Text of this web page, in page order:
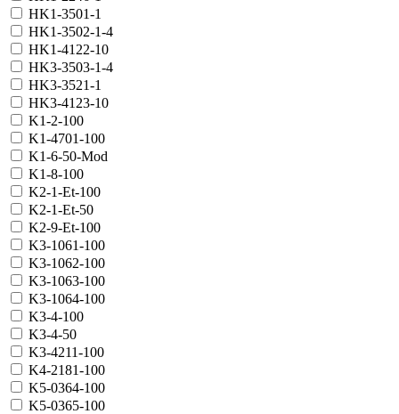
HK1-3501-1
HK1-3502-1-4
HK1-4122-10
HK3-3503-1-4
HK3-3521-1
HK3-4123-10
K1-2-100
K1-4701-100
K1-6-50-Mod
K1-8-100
K2-1-Et-100
K2-1-Et-50
K2-9-Et-100
K3-1061-100
K3-1062-100
K3-1063-100
K3-1064-100
K3-4-100
K3-4-50
K3-4211-100
K4-2181-100
K5-0364-100
K5-0365-100